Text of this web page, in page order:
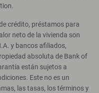
crédito, préstamos para
neto de la vivienda son
y bancos afiliados,
absoluta de Bank of
están sujetos a
Este no es un
las tasas, los términos y